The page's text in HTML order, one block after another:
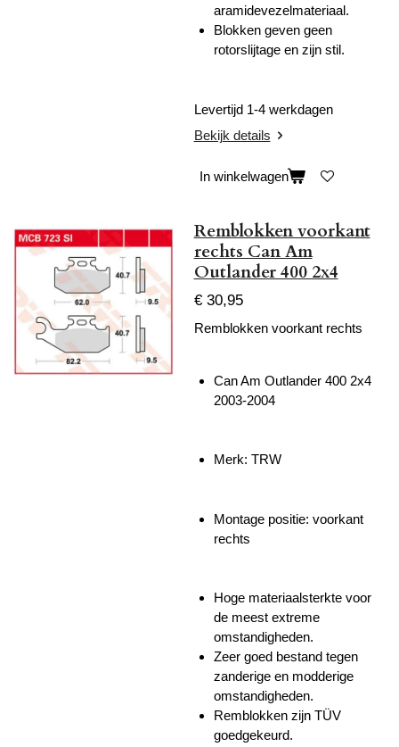
aramidevezelmateriaal.
Blokken geven geen
rotorslijtage en zijn stil.
Levertijd 1-4 werkdagen
Bekijk details
In winkelwagen
Remblokken voorkant
rechts Can Am
Outlander 400 2x4
€ 30,95
Remblokken voorkant rechts
Can Am Outlander 400 2x4
2003-2004
Merk: TRW
Montage positie: voorkant
rechts
Hoge materiaalsterkte voor
de meest extreme
omstandigheden.
Zeer goed bestand tegen
zanderige en modderige
omstandigheden.
Remblokken zijn TÜV
goedgekeurd.